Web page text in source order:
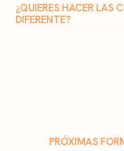
¿QUIERES HACER LAS
DIFERENTE?
PRÓXIMAS